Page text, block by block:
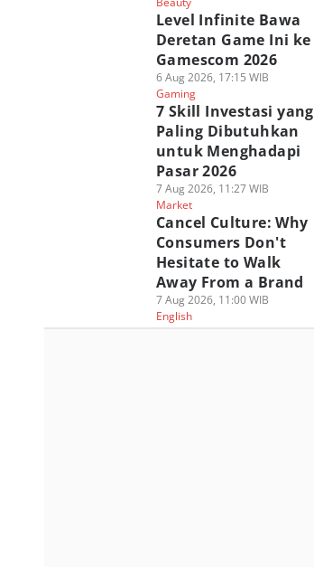
Level Infinite Bawa
Deretan Game Ini ke
Gamescom 2026
6 Aug 2026, 17:15 WIB
Gaming
7 Skill Investasi yang
Paling Dibutuhkan
untuk Menghadapi
Pasar 2026
7 Aug 2026, 11:27 WIB
Market
Cancel Culture: Why
Consumers Don't
Hesitate to Walk
Away From a Brand
7 Aug 2026, 11:00 WIB
English